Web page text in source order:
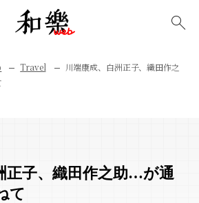
Travel
川端康成、白洲正子、織田作之
正子、織田作之助…が通
て